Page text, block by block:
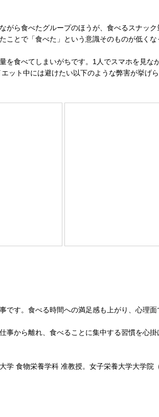
ら食べたグループのほうが、食べるスナッ
とで「食べた」という意識そのものが低くな
を食べてしまいがちです。1人でスマホを見
ット中には避けたい以下のような弊害が挙げら
す。食べる時間への満足感も上がり、心理面
から離れ、食べることに集中する習慣を心掛
食物栄養学科 准教授。女子栄養大学大学